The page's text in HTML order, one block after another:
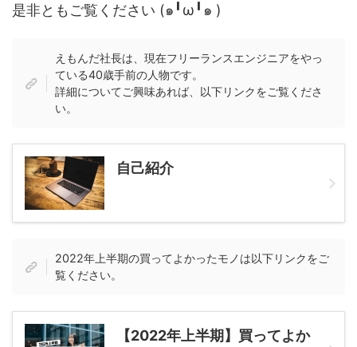
是非ともご覧ください (๑╹ω╹๑ )
えもんだ社長は、現在フリーランスエンジニアをやっ
ている40歳手前の人物です。
詳細についてご興味あれば、以下リンクをご覧くださ
い。
自己紹介
2022年上半期の買ってよかったモノは以下リンクをご
覧ください。
【2022年上半期】買ってよか